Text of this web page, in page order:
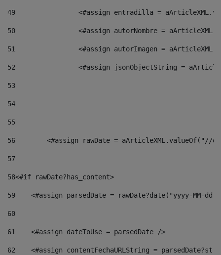
49
<#assign entradilla =
50
<#assign autorNombre =
51
<#assign autorImagen =
52
<#assign jsonObjectString =
53
54
55
56
<#assign rawDate = aArticleXML.valueOf("//
57
58<#if rawDate?has_content>
59
<#assign parsedDate = rawDate?date("yyyy-MM-
60
61
    <#assign dateToUse = parsedDate />
62
<#assign contentFechaURLString =